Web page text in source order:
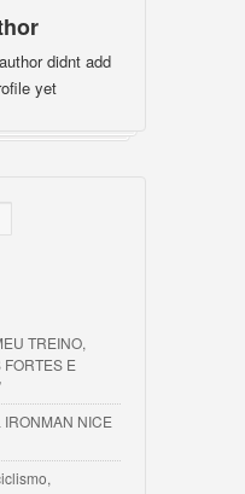
didnt add
yet
TREINO,
E
NICE